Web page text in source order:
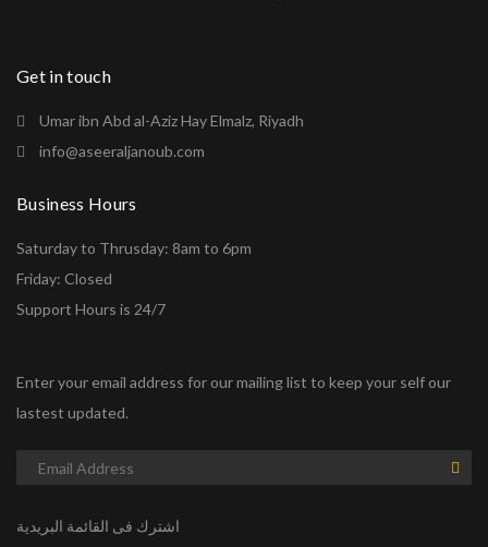
Get in touch
Umar ibn Abd al-Aziz Hay Elmalz, Riyadh
info@aseeraljanoub.com
Business Hours
Saturday to Thrusday: 8am to 6pm
Friday: Closed
Support Hours is 24/7
Enter your email address for our mailing list to keep your self our
lastest updated.
اشترك فى القائمة البريدية